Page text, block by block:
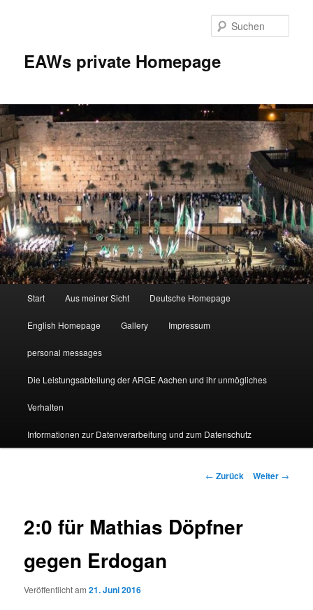
EAWs private Homepage
Start Aus meiner Sicht Deutsche Homepage
English Homepage Gallery Impressum
personal messages
Die Leistungsabteilung der ARGE Aachen und ihr unmögliches
Verhalten
Informationen zur Datenverarbeitung und zum Datenschutz
Beitragsnavigation
← Zurück Weiter →
2:0 für Mathias Döpfner
gegen Erdogan
Veröffentlicht am21. Juni 2016